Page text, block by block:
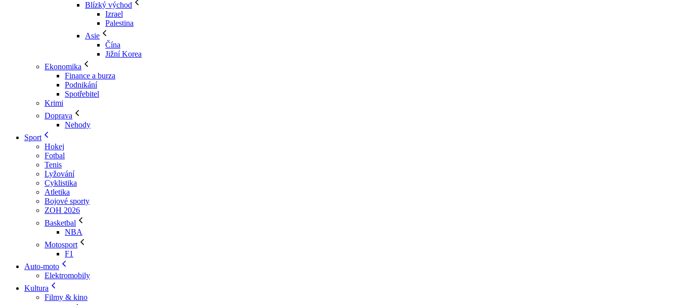
Blízký východ
Izrael
Palestina
Asie
Čína
Jižní Korea
Ekonomika
Finance a burza
Podnikání
Spotřebitel
Krimi
Doprava
Nehody
Sport
Hokej
Fotbal
Tenis
Lyžování
Cyklistika
Atletika
Bojové sporty
ZOH 2026
Basketbal
NBA
Motosport
F1
Auto-moto
Elektromobily
Kultura
Filmy & kino